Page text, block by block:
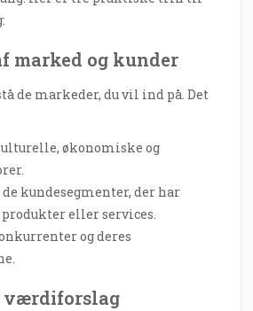
marked og kunder
de markeder, du vil ind på. Det
økonomiske og
kundesegmenter, der har
eller services.
og deres
værdiforslag